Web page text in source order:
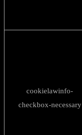
cookielawinfo-
checkbox-necessary